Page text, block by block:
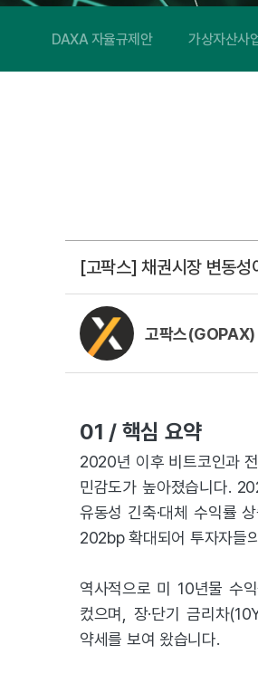
DAXA 자율규제안 가상자산사
[고팍스] 채권시장 변동성
고팍스(GOPAX)
01 / 핵심 요약
2020년 이후 비트코인과
민감도가 높아졌습니다.
유동성 긴축·대체 수익률
202bp 확대되어 투자자들
역사적으로 미 10년물 수
컸으며, 장·단기 금리차
약세를 보여 왔습니다.